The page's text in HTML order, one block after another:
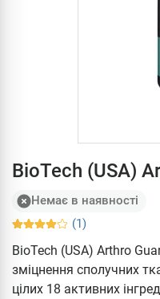
BioTech (USA)
Немає в наявності
(1)
BioTech (USA) Arthro
зміцнення сполучних
цілих 18 активних